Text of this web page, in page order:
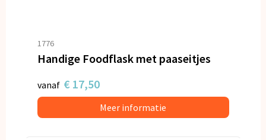
1776
Handige Foodflask met paaseitjes
vanaf € 17,50
Meer informatie